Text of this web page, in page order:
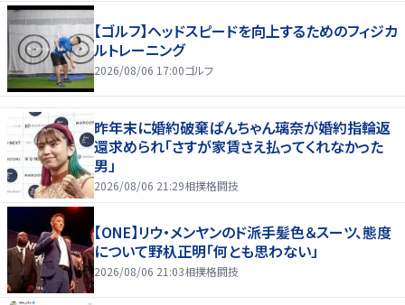
【ゴルフ】ヘッドスピードを向上するためのフィジカ
ルトレーニング
2026/08/06 17:00ゴルフ
昨年末に婚約破棄ぱんちゃん璃奈が婚約指輪返
還求められ「さすが家賃さえ払ってくれなかった
男」
2026/08/06 21:29相撲格闘技
【ONE】リウ・メンヤンのド派手髪色＆スーツ、態度
について野杁正明「何とも思わない」
2026/08/06 21:03相撲格闘技